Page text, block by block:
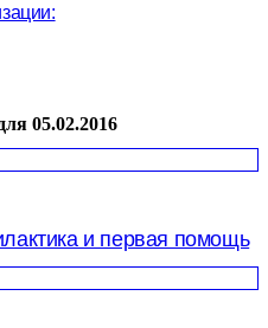
05.02.2016
и первая помощь